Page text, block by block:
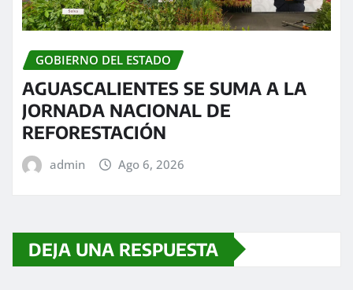
GOBIERNO DEL ESTADO
AGUASCALIENTES SE SUMA A LA
JORNADA NACIONAL DE
REFORESTACIÓN
admin Ago 6, 2026
DEJA UNA RESPUESTA